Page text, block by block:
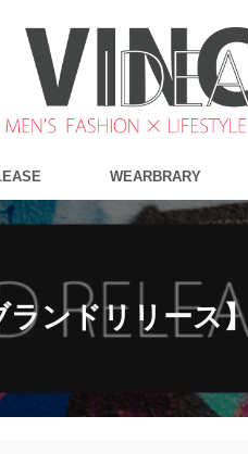
WEARBRARY
ンドリリース】